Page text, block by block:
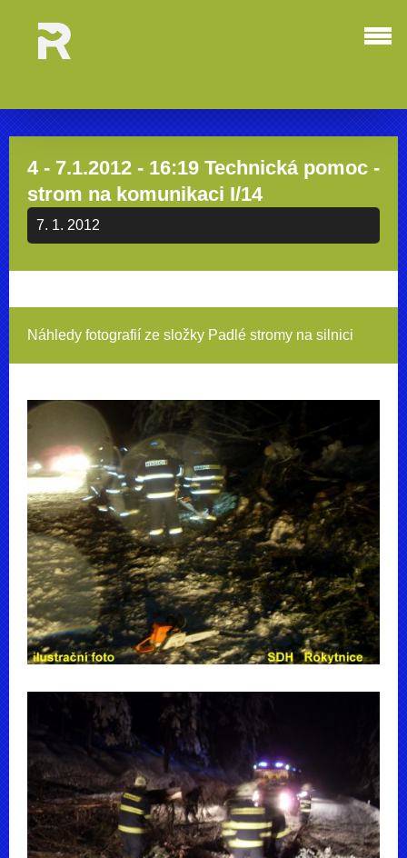
4 - 7.1.2012 - 16:19 Technická pomoc -
strom na komunikaci I/14
7. 1. 2012
Náhledy fotografií ze složky Padlé stromy na silnici